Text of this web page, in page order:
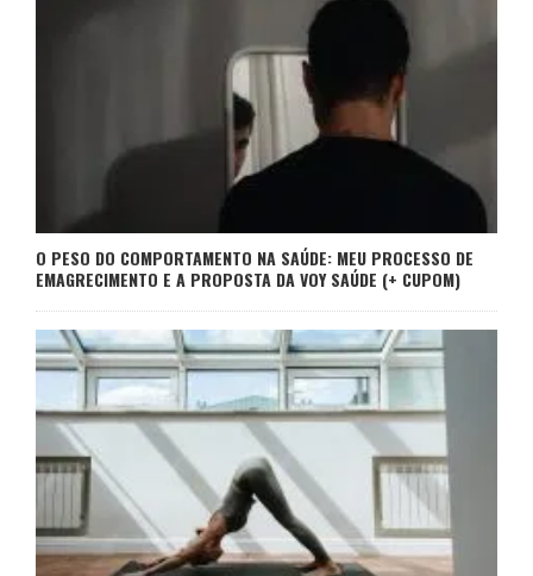
O PESO DO COMPORTAMENTO NA SAÚDE: MEU PROCESSO DE
EMAGRECIMENTO E A PROPOSTA DA VOY SAÚDE (+ CUPOM)